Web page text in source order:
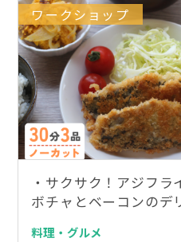
ワークショップ
・サクサク！アジフラ
ボチャとベーコンの
料理・グルメ